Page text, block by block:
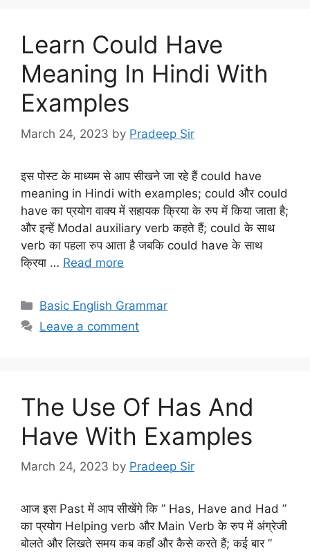
Learn Could Have
Meaning In Hindi With
Examples
March 24, 2023 by Pradeep Sir
इस पोस्ट के माध्यम से आप सीखने जा रहे हैं could have
meaning in Hindi with examples; could और could
have का प्रयोग वाक्य में सहायक क्रिया के रुप में किया जाता है;
और इन्हें Modal auxiliary verb कहते हैं; could के साथ
verb का पहला रुप आता है जबकि could have के साथ
क्रिया … Read more
Categories
Basic English Grammar
Leave a comment
The Use Of Has And
Have With Examples
March 24, 2023 by Pradeep Sir
आज इस Past में आप सीखेंगे कि ” Has, Have and Had ”
का प्रयोग Helping verb और Main Verb के रुप में अंग्रेजी
बोलते और लिखते समय कब कहाँ और कैसे करते हैं; कई बार ”